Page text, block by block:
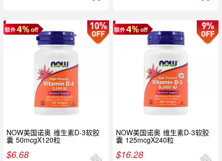
NOW美国诺奥 维生素D-3软胶
囊 50mcgX120粒
$6.68
NOW美国诺奥 维生素D-3软胶
囊 125mcgX240粒
$16.28